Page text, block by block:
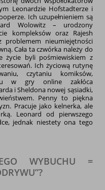
Leonardzie Hofstadterze i
Ich uzupełnieniem są
Wolowitz – urodzony
kompleksów oraz Rajesh
nieumiejętności
Cała ta czwórka należy do
życie byli pośmiewiskiem z
Ich życiową rutynę
czytaniu komiksów,
w gry online zakłóca
i Sheldona nowej sąsiadki,
Penny to piękna
Pracuje jako kelnerka, ale
Leonard od pierwszego
jednak niestety ona tego
WYBUCHU =